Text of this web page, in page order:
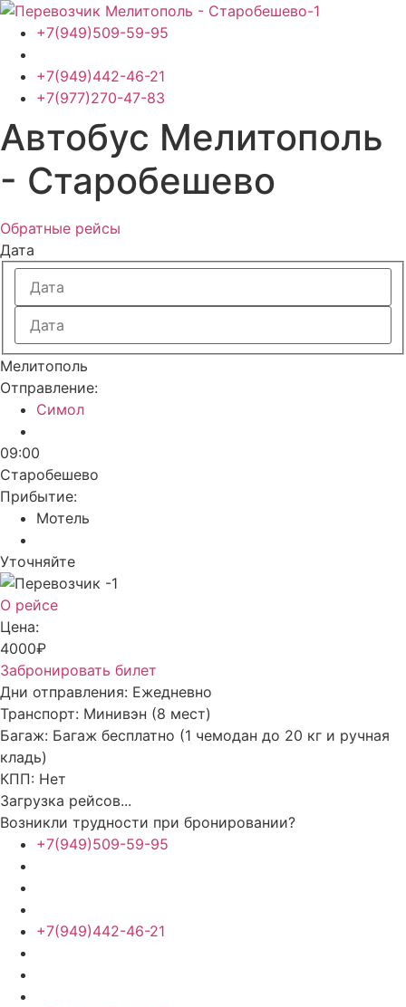
Перейти
содержимому
+7(949)509-59-95
+7(949)442-46-21
+7(977)270-47-83
Автобус Мелитополь
- Старобешево
Обратные рейсы
Дата
Мелитополь
Отправление:
Симол
09:00
Старобешево
Прибытие:
Мотель
Уточняйте
О рейсе
Цена:
4000₽
Забронировать билет
Дни отправления: Ежедневно
Транспорт: Минивэн (8 мест)
Багаж: Багаж бесплатно (1 чемодан до 20 кг и ручная
кладь)
КПП: Нет
Загрузка рейсов...
Возникли трудности при бронировании?
+7(949)509-59-95
+7(949)442-46-21